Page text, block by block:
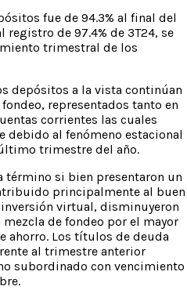
fue de 94.3% al final del
de 97.4% de 3T24, se
trimestral de los
depósitos a la vista continúan
representados tanto en
corrientes las cuales
debido al fenómeno estacional
trimestre del año.
término si bien presentaron un
principalmente al buen
virtual, disminuyeron
de fondeo por el mayor
ahorro. Los títulos de deuda
al trimestre anterior
subordinado con vencimiento